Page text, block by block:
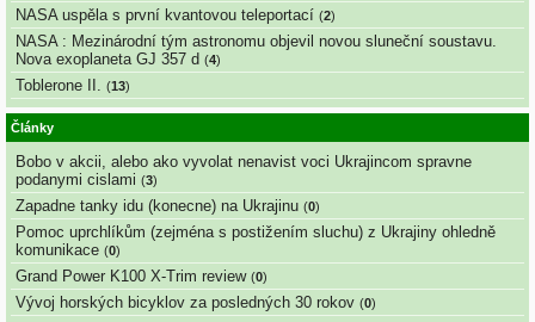
NASA uspěla s první kvantovou teleportací (2)
NASA : Mezinárodní tým astronomu objevil novou sluneční soustavu.
Nova exoplaneta GJ 357 d (4)
Toblerone II. (13)
Články
Bobo v akcii, alebo ako vyvolat nenavist voci Ukrajincom spravne
podanymi cislami (3)
Zapadne tanky idu (konecne) na Ukrajinu (0)
Pomoc uprchlíkům (zejména s postižením sluchu) z Ukrajiny ohledně
komunikace (0)
Grand Power K100 X-Trim review (0)
Vývoj horských bicyklov za posledných 30 rokov (0)